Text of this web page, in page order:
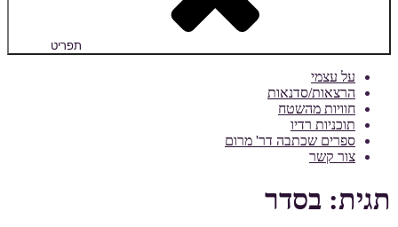
תפריט
על עצמי
הרצאות/סדנאות
חוויות מהשטח
תוכניות רדיו
ספרים שכתבה דר' מרום
צור קשר
תגית: בסדר